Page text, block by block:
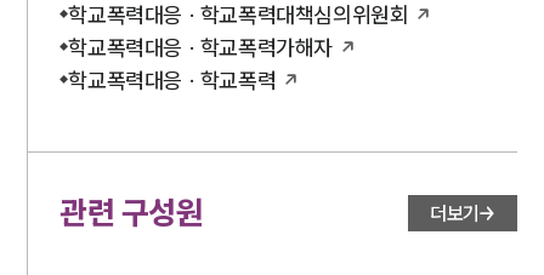
학교폭력대응 · 학교폭력대책심의위원회
학교폭력대응 · 학교폭력가해자
학교폭력대응 · 학교폭력
관련 구성원 더보기